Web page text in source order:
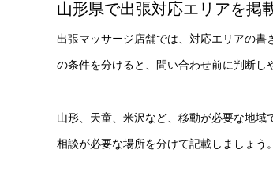
山形県で出張対応エリアを掲
出張マッサージ店舗では、対応エリアの
の条件を分けると、問い合わせ前に判断し
山形、天童、米沢など、移動が必要な地
相談が必要な場所を分けて記載しましょう